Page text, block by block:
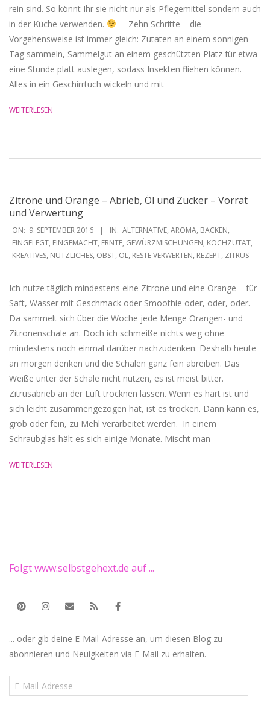
rein sind. So könnt Ihr sie nicht nur als Pflegemittel sondern auch
in der Küche verwenden.
Zehn Schritte – die
Vorgehensweise ist immer gleich: Zutaten an einem sonnigen
Tag sammeln, Sammelgut an einem geschützten Platz für etwa
eine Stunde platt auslegen, sodass Insekten fliehen können.
Alles in ein Geschirrtuch wickeln und mit
WEITERLESEN
Zitrone und Orange – Abrieb, Öl und Zucker – Vorrat
und Verwertung
2016-
09-
09
ON: 9. SEPTEMBER 2016 IN: ALTERNATIVE, AROMA, BACKEN,
EINGELEGT, EINGEMACHT, ERNTE, GEWÜRZMISCHUNGEN, KOCHZUTAT,
KREATIVES, NÜTZLICHES, OBST, ÖL, RESTE VERWERTEN, REZEPT, ZITRUS
Ich nutze täglich mindestens eine Zitrone und eine Orange – für
Saft, Wasser mit Geschmack oder Smoothie oder, oder, oder.
Da sammelt sich über die Woche jede Menge Orangen- und
Zitronenschale an. Doch ich schmeiße nichts weg ohne
mindestens noch einmal darüber nachzudenken. Deshalb heute
an morgen denken und die Schalen ganz fein abreiben. Das
Weiße unter der Schale nicht nutzen, es ist meist bitter.
Zitrusabrieb an der Luft trocknen lassen. Wenn es hart ist und
sich leicht zusammengezogen hat, ist es trocken. Dann kann es,
grob oder fein, zu Mehl verarbeitet werden. In einem
Schraubglas hält es sich einige Monate. Mischt man
WEITERLESEN
Folgt www.selbstgehext.de auf ...
... oder gib deine E-Mail-Adresse an, um diesen Blog zu
abonnieren und Neuigkeiten via E-Mail zu erhalten.
E-
Mail-